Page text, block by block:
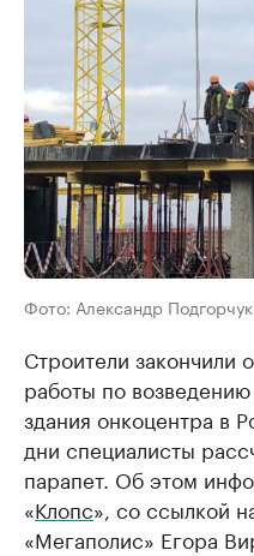
Фото: Александр Подгорчук
Строители закончили
работы по
здания онкоцентра в
дни специалисты
парапет. Об этом
«Клопс», со ссылкой
«Мегаполис» Егора